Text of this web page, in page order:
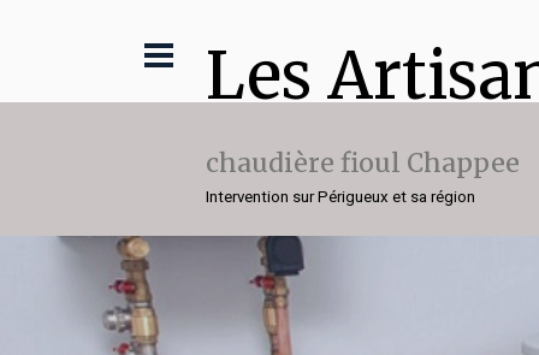
Les
chaudière fioul Chappee
Intervention sur Périgueux et sa région